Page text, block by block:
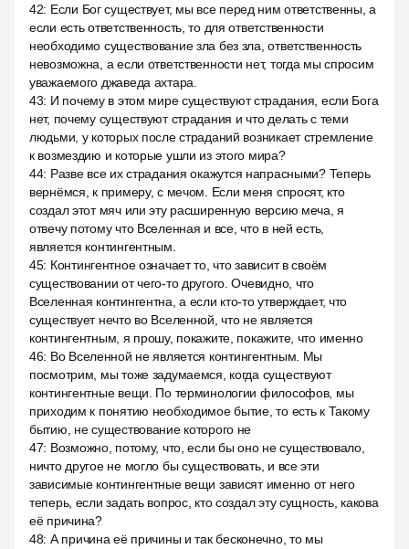
42: Если Бог существует, мы все перед ним ответственны, а
если есть ответственность, то для ответственности
необходимо существование зла без зла, ответственность
невозможна, а если ответственности нет, тогда мы спросим
уважаемого джаведа ахтара.
43: И почему в этом мире существуют страдания, если Бога
нет, почему существуют страдания и что делать с теми
людьми, у которых после страданий возникает стремление
к возмездию и которые ушли из этого мира?
44: Разве все их страдания окажутся напрасными? Теперь
вернёмся, к примеру, с мечом. Если меня спросят, кто
создал этот мяч или эту расширенную версию меча, я
отвечу потому что Вселенная и все, что в ней есть,
является контингентным.
45: Контингентное означает то, что зависит в своём
существовании от чего-то другого. Очевидно, что
Вселенная контингентна, а если кто-то утверждает, что
существует нечто во Вселенной, что не является
контингентным, я прошу, покажите, покажите, что именно
46: Во Вселенной не является контингентным. Мы
посмотрим, мы тоже задумаемся, когда существуют
контингентные вещи. По терминологии философов, мы
приходим к понятию необходимое бытие, то есть к Такому
бытию, не существование которого не
47: Возможно, потому, что, если бы оно не существовало,
ничто другое не могло бы существовать, и все эти
зависимые контингентные вещи зависят именно от него
теперь, если задать вопрос, кто создал эту сущность, какова
её причина?
48: А причина её причины и так бесконечно, то мы